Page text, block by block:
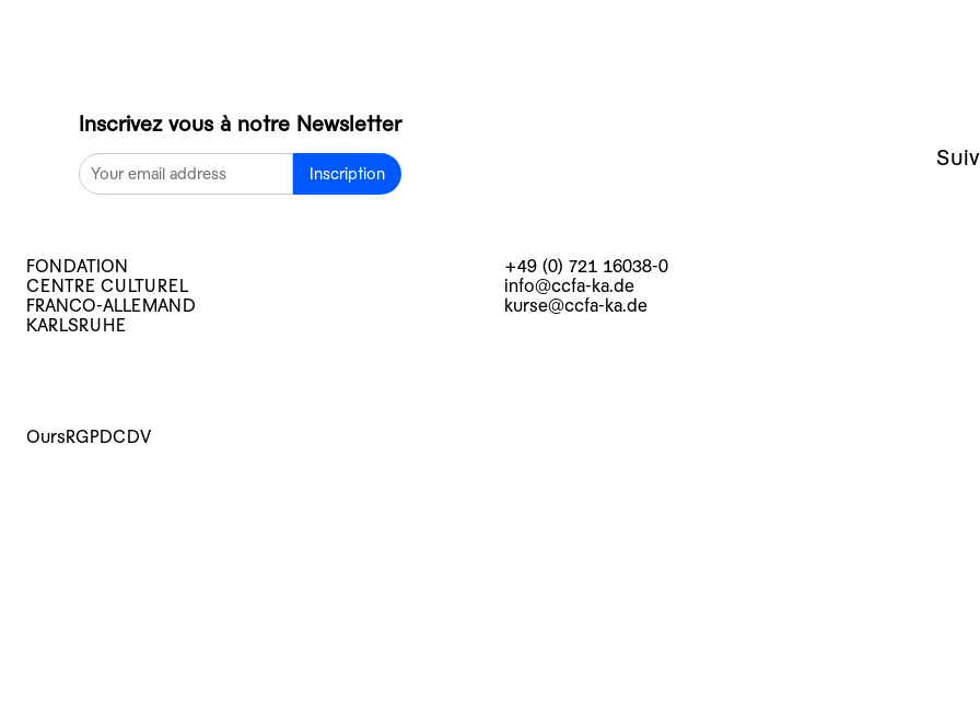
Inscrivez vous à notre Newsletter
Inscription
FONDATION
CENTRE CULTUREL
FRANCO-ALLEMAND
KARLSRUHE
+49 (0) 721 16038-0
info@ccfa-ka.de
kurse@ccfa-ka.de
OursRGPDCDV